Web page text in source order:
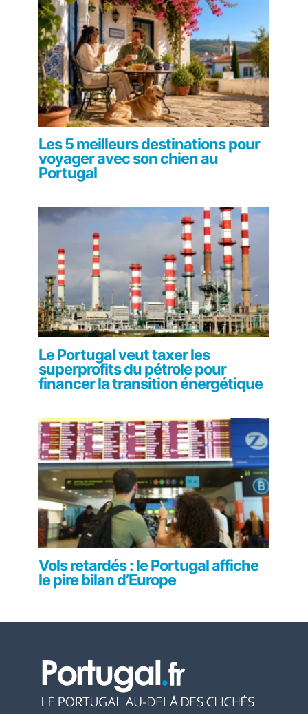
Les 5 meilleurs destinations pour
voyager avec son chien au
Portugal
Le Portugal veut taxer les
superprofits du pétrole pour
financer la transition énergétique
Vols retardés : le Portugal affiche
le pire bilan d’Europe